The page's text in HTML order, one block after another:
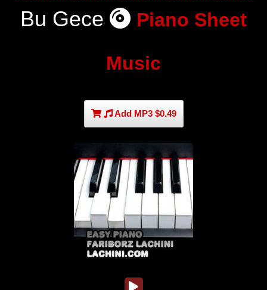
Bu Gece Piano Sheet
Music
Add MP3 $0.49